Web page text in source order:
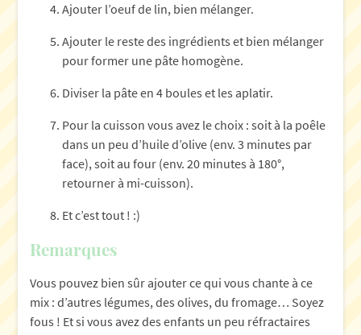
Ajouter l’oeuf de lin, bien mélanger.
Ajouter le reste des ingrédients et bien mélanger
pour former une pâte homogène.
Diviser la pâte en 4 boules et les aplatir.
Pour la cuisson vous avez le choix : soit à la poêle
dans un peu d’huile d’olive (env. 3 minutes par
face), soit au four (env. 20 minutes à 180°,
retourner à mi-cuisson).
Et c’est tout ! :)
Remarques
Vous pouvez bien sûr ajouter ce qui vous chante à ce
mix : d’autres légumes, des olives, du fromage… Soyez
fous ! Et si vous avez des enfants un peu réfractaires